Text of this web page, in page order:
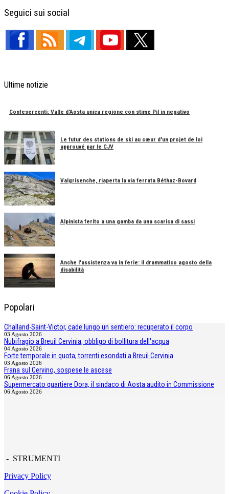
Seguici sui social
Ultime notizie
Confesercenti: Valle d'Aosta unica regione con stime Pil in negativo
Le futur des stations de ski au cœur d'un projet de loi
approuvé par le CJV
Valgrisenche, riaperta la via ferrata Béthaz-Bovard
Alpinista ferito a una gamba da una scarica di sassi
Anche l'assistenza va in ferie: il drammatico agosto della
disabilità
Popolari
Challand-Saint-Victor, cade lungo un sentiero: recuperato il corpo
03 Agosto 2026
Nubifragio a Breuil Cervinia, obbligo di bollitura dell'acqua
04 Agosto 2026
Forte temporale in quota, torrenti esondati a Breuil Cervinia
03 Agosto 2026
Frana sul Cervino, sospese le ascese
06 Agosto 2026
Supermercato quartiere Dora, il sindaco di Aosta audito in Commissione
06 Agosto 2026
- STRUMENTI
Privacy Policy